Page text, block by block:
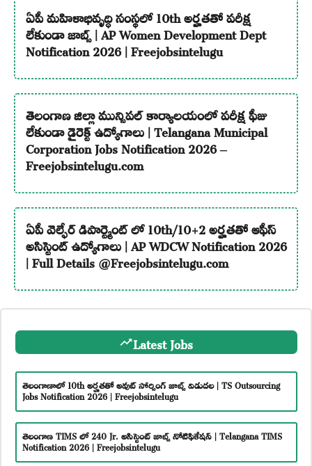
ఏపీ మహిళాభివృద్ధి సంస్థలో 10th అర్హతతో పరీక్ష
లేకుండా జాబ్స్ | AP Women Development Dept
Notification 2026 | Freejobsintelugu
తెలంగాణ జిల్లా మున్సిపల్ కార్యాలయంలో పరీక్ష ఫీజు
లేకుండా డైరెక్ట్ ఉద్యోగాలు | Telangana Municipal
Corporation Jobs Notification 2026 –
Freejobsintelugu.com
ఏపీ వెల్ఫేర్ డిపార్ట్మెంట్ లో 10th/10+2 అర్హతతో ఆఫీస్
అసిస్టెంట్ ఉద్యోగాలు | AP WDCW Notification 2026
| Full Details @Freejobsintelugu.com
Latest Jobs
తెలంగాణాలో 10th అర్హతతో అవుట్ సోర్సింగ్ జాబ్స్ విడుదల | TS Outsourcing
Jobs Notification 2026 | Freejobsintelugu
తెలంగాణ TIMS లో 240 Jr. అసిస్టెంట్ జాబ్స్ నోటిఫికేషన్ | Telangana TIMS
Notification 2026 | Freejobsintelugu